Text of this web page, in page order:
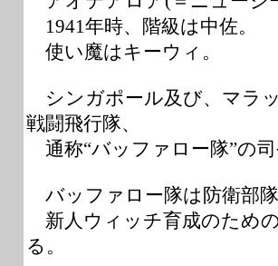
1941年時、階級は中佐。
使い魔はキーウィ。
シンガポール及び、マラ
戦闘飛行隊、
通称“バッファロー隊”の
バッファロー隊は防衛部
新人ウィッチ育成のため
る。